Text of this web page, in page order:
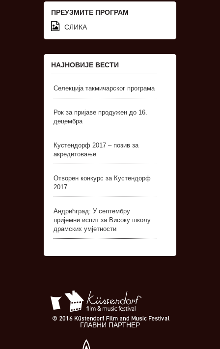
ПРЕУЗМИТЕ ПРОГРАМ
СЛИКА
НАЈНОВИЈЕ ВЕСТИ
Селекција такмичарског програма
Рок за пријаве продужен до 16.
децембра
Кустендорф 2017 – позив за
акредитовање
Отворен конкурс за Кустендорф
2017
Андрићград: У септембру
пријемни испит за Високу школу
драмских умјетности
ГЛАВНИ ПАРТНЕР